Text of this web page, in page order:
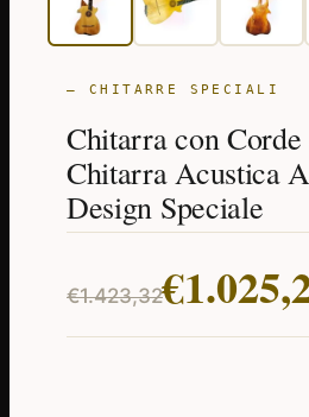
— CHITARRE SPECIALI
Chitarra con
Chitarra Acustica
Design Speciale
€1.423,32
prezzo
€
prezzo